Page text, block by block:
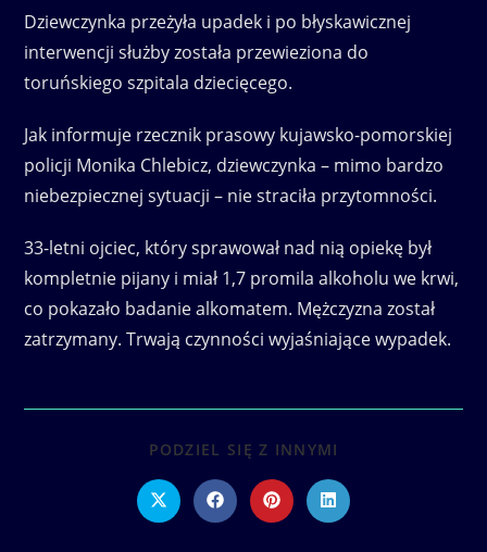
Dziewczynka przeżyła upadek i po błyskawicznej
interwencji służby została przewieziona do
toruńskiego szpitala dziecięcego.
Jak informuje rzecznik prasowy kujawsko-pomorskiej
policji Monika Chlebicz, dziewczynka – mimo bardzo
niebezpiecznej sytuacji – nie straciła przytomności.
33-letni ojciec, który sprawował nad nią opiekę był
kompletnie pijany i miał 1,7 promila alkoholu we krwi,
co pokazało badanie alkomatem. Mężczyzna został
zatrzymany. Trwają czynności wyjaśniające wypadek.
PODZIEL SIĘ Z INNYMI
CONTENT
Opens
in
Opens
in
Opens
in
Opens
in